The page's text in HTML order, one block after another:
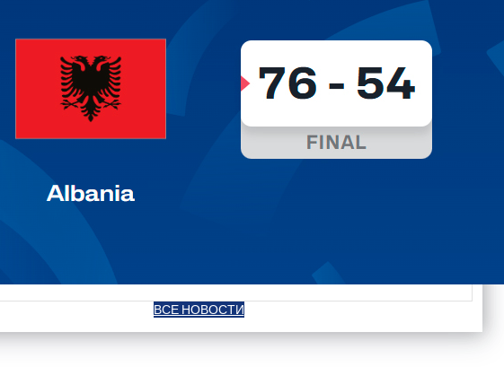
ВСЕ НОВОСТИ